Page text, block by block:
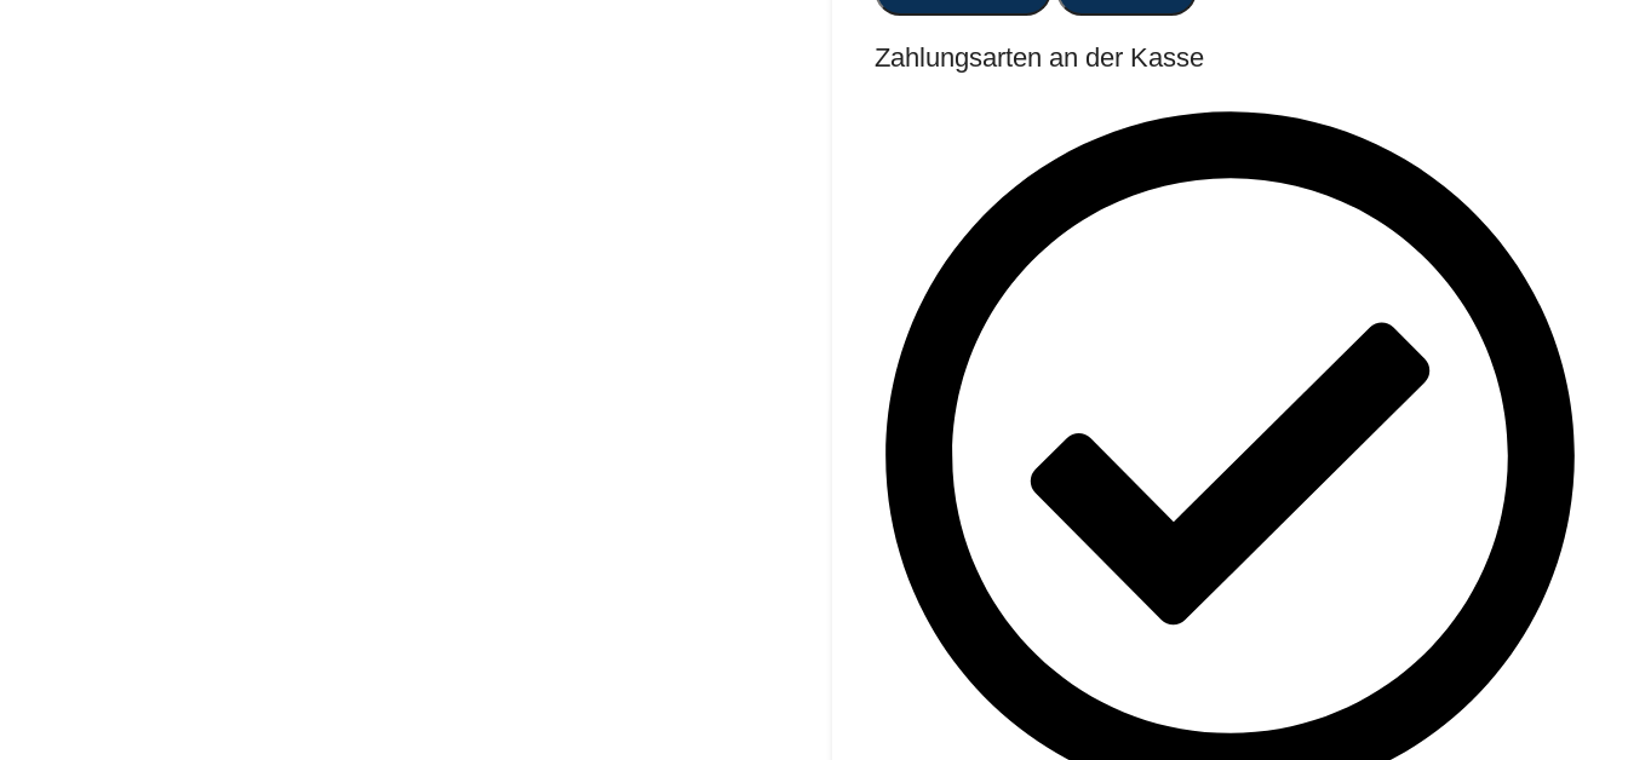
Zahlungsarten an der Kasse